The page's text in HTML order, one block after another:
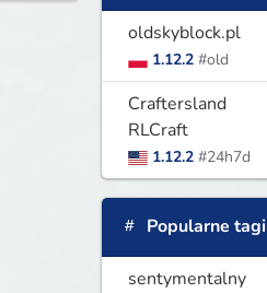
oldskyblock.pl
1.12.2 #old
Craftersland
RLCraft
1.12.2 #24h7d
Popularne tagi
sentymentalny